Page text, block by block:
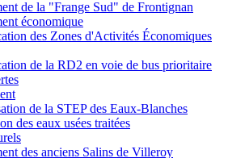
de la "Frange Sud" de Frontignan
économique
des Zones d'Activités Économiques
de la RD2 en voie de bus prioritaire
de la STEP des Eaux-Blanches
des eaux usées traitées
des anciens Salins de Villeroy